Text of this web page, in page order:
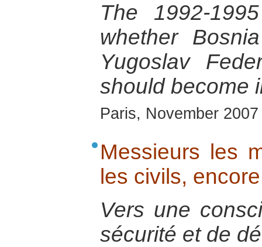
The 1992-
whether
Yugoslav
should become
Paris, November 2007
Messieurs les
les civils,
Vers une
sécurité et de